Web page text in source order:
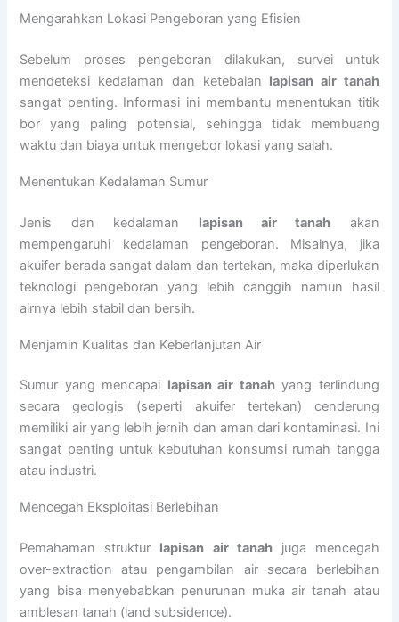
Mengarahkan Lokasi Pengeboran yang Efisien
Sebelum proses pengeboran dilakukan, survei untuk
mendeteksi kedalaman dan ketebalan lapisan air tanah
sangat penting. Informasi ini membantu menentukan titik
bor yang paling potensial, sehingga tidak membuang
waktu dan biaya untuk mengebor lokasi yang salah.
Menentukan Kedalaman Sumur
Jenis dan kedalaman lapisan air tanah akan
mempengaruhi kedalaman pengeboran. Misalnya, jika
akuifer berada sangat dalam dan tertekan, maka diperlukan
teknologi pengeboran yang lebih canggih namun hasil
airnya lebih stabil dan bersih.
Menjamin Kualitas dan Keberlanjutan Air
Sumur yang mencapai lapisan air tanahyang terlindung
secara geologis (seperti akuifer tertekan) cenderung
memiliki air yang lebih jernih dan aman dari kontaminasi. Ini
sangat penting untuk kebutuhan konsumsi rumah tangga
atau industri.
Mencegah Eksploitasi Berlebihan
Pemahaman struktur lapisan air tanahjuga mencegah
over-extraction atau pengambilan air secara berlebihan
yang bisa menyebabkan penurunan muka air tanah atau
amblesan tanah (land subsidence).